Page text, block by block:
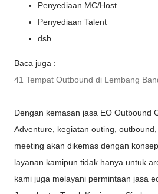
Penyediaan MC/Host
Penyediaan Talent
dsb
Baca juga :
41 Tempat Outbound di Lembang
Dengan kemasan jasa EO Outbound
Adventure, kegiatan outing,
meeting akan dikemas dengan
layanan kamipun tidak hanya untuk
kami juga melayani permintaan jasa